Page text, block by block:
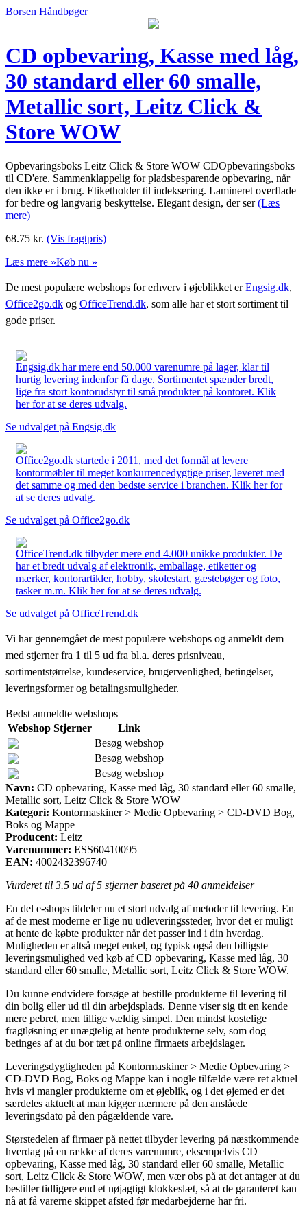
Borsen Håndbøger
CD opbevaring, Kasse med låg,
30 standard eller 60 smalle,
Metallic sort, Leitz Click &
Store WOW
Opbevaringsboks Leitz Click & Store WOW CDOpbevaringsboks
til CD'ere. Sammenklappelig for pladsbesparende opbevaring, når
den ikke er i brug. Etiketholder til indeksering. Lamineret overflade
for bedre og langvarig beskyttelse. Elegant design, der ser(Læs
mere)
68.75 kr. (Vis fragtpris)
Læs mere »Køb nu »
De mest populære webshops for erhverv i øjeblikket erEngsig.dk,
Office2go.dk og OfficeTrend.dk, som alle har et stort sortiment til
gode priser.
Engsig.dk har mere end 50.000 varenumre på lager, klar til
hurtig levering indenfor få dage. Sortimentet spænder bredt,
lige fra stort kontorudstyr til små produkter på kontoret. Klik
her for at se deres udvalg.
Se udvalget på Engsig.dk
Office2go.dk startede i 2011, med det formål at levere
kontormøbler til meget konkurrencedygtige priser, leveret med
det samme og med den bedste service i branchen. Klik her for
at se deres udvalg.
Se udvalget på Office2go.dk
OfficeTrend.dk tilbyder mere end 4.000 unikke produkter. De
har et bredt udvalg af elektronik, emballage, etiketter og
mærker, kontorartikler, hobby, skolestart, gæstebøger og foto,
tasker m.m. Klik her for at se deres udvalg.
Se udvalget på OfficeTrend.dk
Vi har gennemgået de mest populære webshops og anmeldt dem
med stjerner fra 1 til 5 ud fra bl.a. deres prisniveau,
sortimentstørrelse, kundeservice, brugervenlighed, betingelser,
leveringsformer og betalingsmuligheder.
Bedst anmeldte webshops
Webshop Stjerner
Link
Besøg webshop
Besøg webshop
Besøg webshop
Navn: CD opbevaring, Kasse med låg, 30 standard eller 60 smalle,
Metallic sort, Leitz Click & Store WOW
Kategori: Kontormaskiner > Medie Opbevaring > CD-DVD Bog,
Boks og Mappe
Producent: Leitz
Varenummer: ESS60410095
EAN: 4002432396740
Vurderet til 3.5 ud af 5 stjerner baseret på 40 anmeldelser
En del e-shops tildeler nu et stort udvalg af metoder til levering. En
af de mest moderne er lige nu udleveringssteder, hvor det er muligt
at hente de købte produkter når det passer ind i din hverdag.
Muligheden er altså meget enkel, og typisk også den billigste
leveringsmulighed ved køb af CD opbevaring, Kasse med låg, 30
standard eller 60 smalle, Metallic sort, Leitz Click & Store WOW.
Du kunne endvidere forsøge at bestille produkterne til levering til
din bolig eller ud til din arbejdsplads. Denne viser sig tit en kende
mere pebret, men tillige vældig simpel. Den mindst kostelige
fragtløsning er unægtelig at hente produkterne selv, som dog
betinges af at du bor tæt på online firmaets arbejdslager.
Leveringsdygtigheden på Kontormaskiner > Medie Opbevaring >
CD-DVD Bog, Boks og Mappe kan i nogle tilfælde være ret aktuel
hvis vi mangler produkterne om et øjeblik, og i det øjemed er det
særdeles aktuelt at man kigger nærmere på den anslåede
leveringsdato på den pågældende vare.
Størstedelen af firmaer på nettet tilbyder levering på næstkommende
hverdag på en række af deres varenumre, eksempelvis CD
opbevaring, Kasse med låg, 30 standard eller 60 smalle, Metallic
sort, Leitz Click & Store WOW, men vær obs på at det antager at du
bestiller tidligere end et nøjagtigt klokkeslæt, så at de garanteret kan
nå at få varerne skippet afsted før medarbejderne har fri.